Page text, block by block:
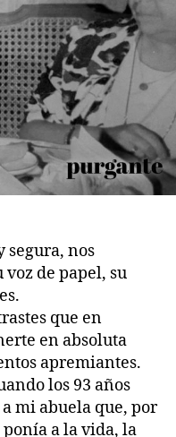
segura, nos
voz de papel, su
que en
en absoluta
apremiantes.
los 93 años
mi abuela que, por
a la vida, la